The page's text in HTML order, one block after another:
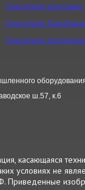
Смесители конусные
Смесители
Смесители
ш.57, к.6
касающаяся
условиях не
Приведенные